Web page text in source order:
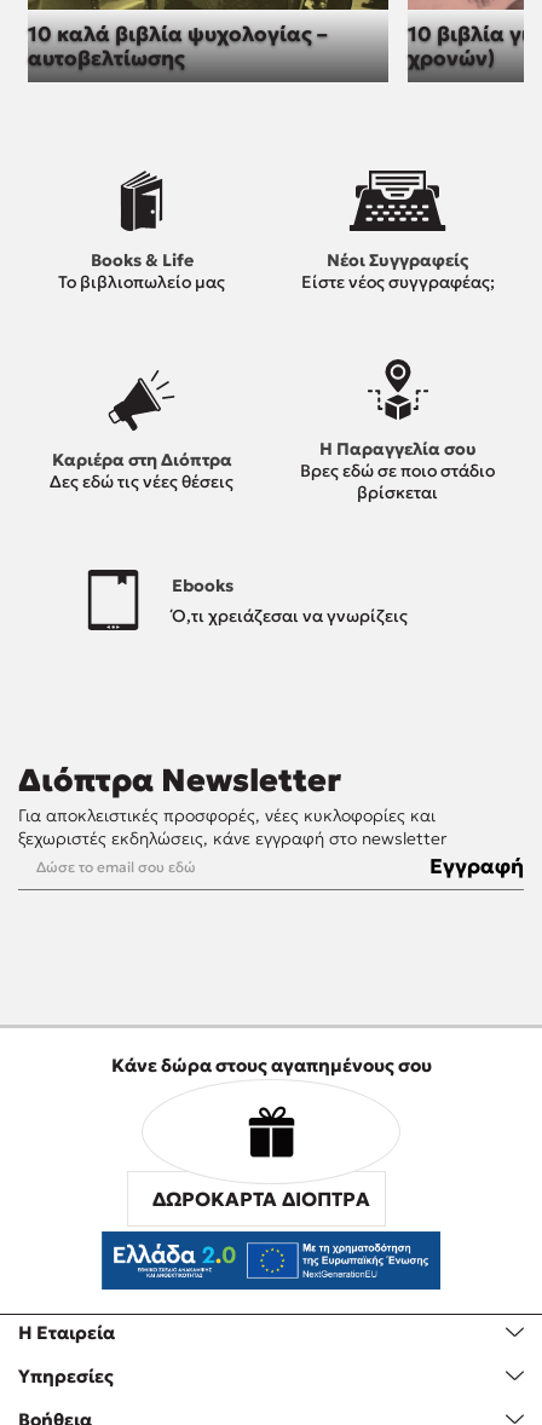
10 καλά βιβλία ψυχολογίας –
αυτοβελτίωσης
10 βιβλία
χρονών)
Books & Life
Το βιβλιοπωλείο μας
Νέοι Συγγραφείς
Είστε νέος συγγραφέας;
Καριέρα στη Διόπτρα
Δες εδώ τις νέες θέσεις
Η Παραγγελία σου
Βρες εδώ σε ποιο στάδιο
βρίσκεται
Ebooks
Ό,τι χρειάζεσαι να γνωρίζεις
Διόπτρα Newsletter
Για αποκλειστικές προσφορές, νέες κυκλοφορίες και
ξεχωριστές εκδηλώσεις, κάνε εγγραφή στο newsletter
home.newsletter.email.label Εγγραφή
Η Εταιρεία
Υπηρεσίες
Βοήθεια
Κάνε δώρα στους αγαπημένους σου
ΔΩΡΟΚΑΡΤΑ ΔΙΟΠΤΡΑ